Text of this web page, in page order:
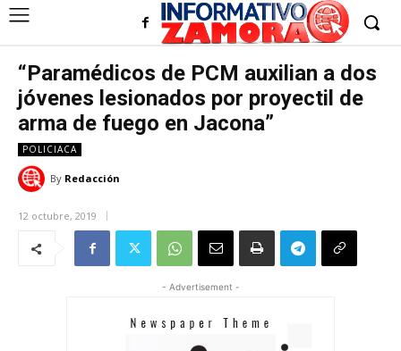
“Paramédicos de PCM auxilian a dos
jóvenes lesionados por proyectil de
arma de fuego en Jacona”
POLICIACA
By Redacción
12 octubre, 2019
- Advertisement -